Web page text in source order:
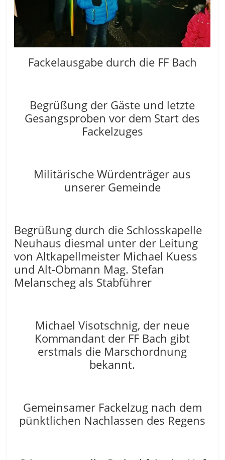
Fackelausgabe durch die FF Bach
Begrüßung der Gäste und letzte
Gesangsproben vor dem Start des
Fackelzuges
Militärische Würdenträger aus
unserer Gemeinde
Begrüßung durch die Schlosskapelle
Neuhaus diesmal unter der Leitung
von Altkapellmeister Michael Kuess
und Alt-Obmann Mag. Stefan
Melanscheg als Stabführer
Michael Visotschnig, der neue
Kommandant der FF Bach gibt
erstmals die Marschordnung
bekannt.
Gemeinsamer Fackelzug nach dem
pünktlichen Nachlassen des Regens